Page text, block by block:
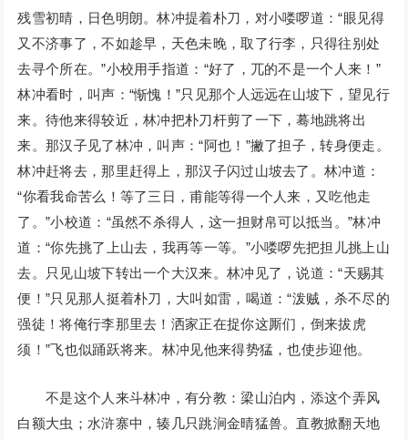
残雪初晴，日色明朗。林冲提着朴刀，对小喽啰道：“眼见得
又不济事了，不如趁早，天色未晚，取了行李，只得往别处
去寻个所在。”小校用手指道：“好了，兀的不是一个人来！”
林冲看时，叫声：“惭愧！”只见那个人远远在山坡下，望见行
来。待他来得较近，林冲把朴刀杆剪了一下，蓦地跳将出
来。那汉子见了林冲，叫声：“阿也！”撇了担子，转身便走。
林冲赶将去，那里赶得上，那汉子闪过山坡去了。林冲道：
“你看我命苦么！等了三日，甫能等得一个人来，又吃他走
了。”小校道：“虽然不杀得人，这一担财帛可以抵当。”林冲
道：“你先挑了上山去，我再等一等。”小喽啰先把担儿挑上山
去。只见山坡下转出一个大汉来。林冲见了，说道：“天赐其
便！”只见那人挺着朴刀，大叫如雷，喝道：“泼贼，杀不尽的
强徒！将俺行李那里去！洒家正在捉你这厮们，倒来拔虎
须！”飞也似踊跃将来。林冲见他来得势猛，也使步迎他。
不是这个人来斗林冲，有分教：梁山泊内，添这个弄风
白额大虫；水浒寨中，辏几只跳涧金晴猛兽。直教掀翻天地